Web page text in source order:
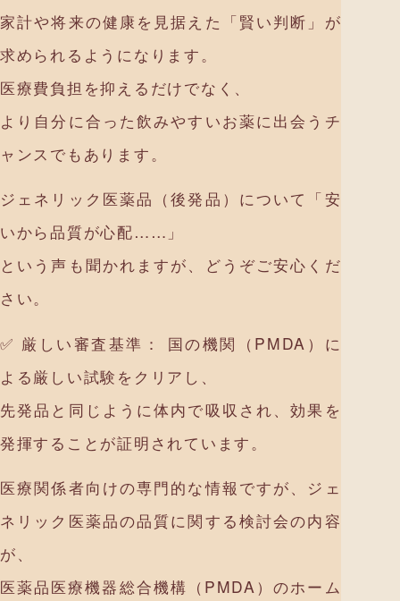
家計や将来の健康を見据えた「賢い判断」が
求められるようになります。
医療費負担を抑えるだけでなく、
より自分に合った飲みやすいお薬に出会うチ
ャンスでもあります。
ジェネリック医薬品（後発品）について「安
いから品質が心配……」
という声も聞かれますが、どうぞご安心くだ
さい。
✅ 厳しい審査基準： 国の機関（PMDA）に
よる厳しい試験をクリアし、
先発品と同じように体内で吸収され、効果を
発揮することが証明されています。
医療関係者向けの専門的な情報ですが、ジェ
ネリック医薬品の品質に関する検討会の内容
が、
医薬品医療機器総合機構（PMDA）のホーム